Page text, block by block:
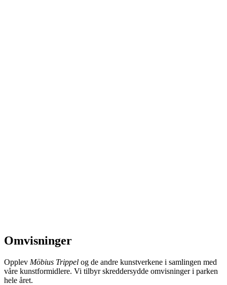
Kvåle / Ekebergparken
Omvisninger
Opplev Möbius Trippel og de andre kunstverkene i samlingen med
våre kunstformidlere. Vi tilbyr skreddersydde omvisninger i parken
hele året.